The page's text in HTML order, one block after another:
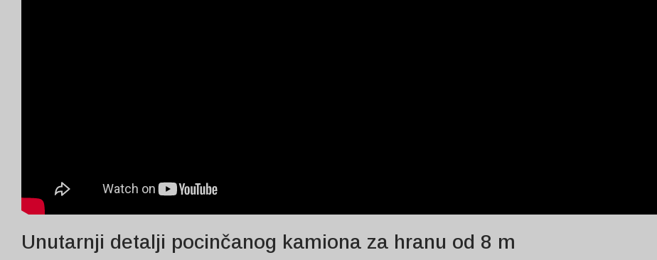
Unutarnji detalji pocinčanog kamiona za hranu od 8 m